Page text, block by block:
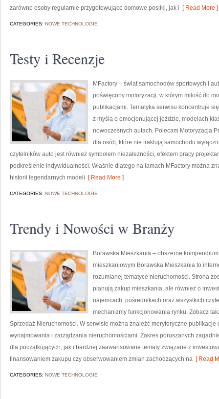
zarówno osoby regularnie przygotowujące domowe posiłki, jak i [ Read More ]
CATEGORIES: NOWE TECHNOLOGIE
Testy i Recenzje
MFactory – świat samochodów sportowych i
poświęcony motoryzacji, w którym miłość do
publikacjami. Tematyka serwisu koncentruje
z myślą o emocjonującej jeździe, modelach
nowoczesnych autach. Polecam Motoryzacja
dla osób, które nie traktują samochodu
czytelników auto jest również symbolem niezależności, efektem pracy
podkreślenie indywidualności. Właśnie dlatego na łamach MFactory można
historii legendarnych modeli [ Read More ]
CATEGORIES: NOWE TECHNOLOGIE
Trendy i Nowości w Branży
Borawska Mieszkania – obszerne
mieszkaniowym Borawska Mieszkania to
rozumianej tematyce nieruchomości. Strona
planują zakup mieszkania, ale również o
najemcach, pośrednikach oraz wszystkich
mechanizmy funkcjonowania rynku. Zobacz
Sprzedaż Nieruchomości. W serwisie można znaleźć merytoryczne
wynajmowania i zarządzania nieruchomościami. Zakres poruszanych
dla początkujących, jak i bardziej zaawansowane tematy związane z
finansowaniem zakupu czy obserwowaniem zmian zachodzących na [ Read
CATEGORIES: NOWE TECHNOLOGIE